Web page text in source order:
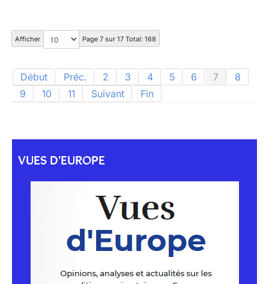
Afficher Page 7 sur 17 Total: 168
Début Préc. 2 3 4 5 6 7
8
9
10 11 Suivant Fin
VUES D'EUROPE